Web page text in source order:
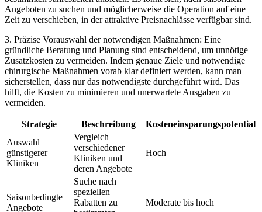
Angeboten zu suchen und möglicherweise die Operation auf eine
Zeit zu verschieben, in der attraktive Preisnachlässe verfügbar sind.
3. Präzise Vorauswahl der notwendigen Maßnahmen: Eine
gründliche Beratung und Planung sind entscheidend, um unnötige
Zusatzkosten zu vermeiden. Indem genaue Ziele und notwendige
chirurgische Maßnahmen vorab klar definiert werden, kann man
sicherstellen, dass nur das notwendigste durchgeführt wird. Das
hilft, die Kosten zu minimieren und unerwartete Ausgaben zu
vermeiden.
Strategie Beschreibung
Kosteneinsparungspotential
Auswahl
günstigerer
Kliniken
Vergleich
verschiedener
Kliniken und
deren Angebote
Hoch
Saisonbedingte
Angebote
Suche nach
speziellen
Rabatten zu
Moderate bis hoch